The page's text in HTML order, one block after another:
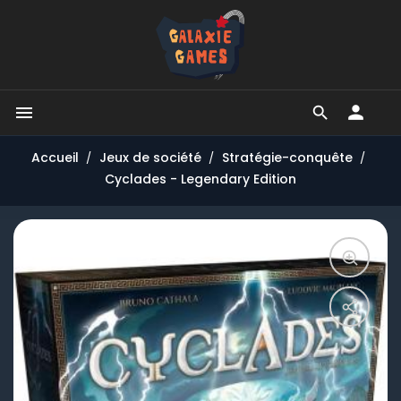


Accueil Jeux de société
Stratégie-conquête
Cyclades - Legendary Edition